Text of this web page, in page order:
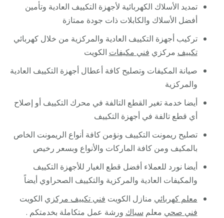
تمديد الأسلاك الكهربائية لأجهزة التكييف العادية وتأمين
أفضل الأسلاك والكابلات ذات جودة ممتازة
تركيب أجهزة التكييف العادية والمركزية من خلال كهربائي
تكييف مركزي فني مكيفات الكويت
صيانة المكيفات وتصليح كافة أعطال أجهزة التكييف العادية
والمركزية
أيضا خدمة تغير القطع التالفة في محرك التكييف أو إصلاح
أي قطع تالفة في أجهزة التكييف
تصليح ريمونت التكييف ونؤمن كافة أنواع الريمونت الخاص
بالمكيف ومن كافة الماركات والأنواع وبسعر رخيص
أيضا نورد للعملاء أفضل قطع الغيار للأجهزة التكييف
والمكيفات العادية والمركزية والتكييف الصحراوي أيضاً
معلم كهربائي منازل الكويت فني تكييف مركزي الكويت
فني صحي معلم سباك ورشة عمل متكاملة بخدمتكم .